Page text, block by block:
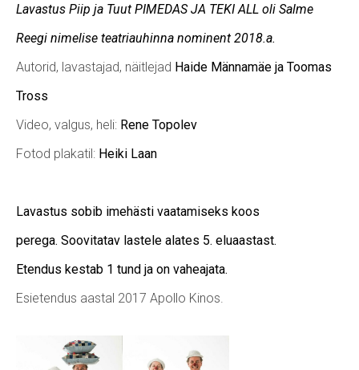
Lavastus Piip ja Tuut PIMEDAS JA TEKI ALL oli Salme
Reegi nimelise teatriauhinna nominent 2018.a.
Autorid, lavastajad, näitlejad Haide Männamäe ja Toomas
Tross
Video, valgus, heli: Rene Topolev
Fotod plakatil: Heiki Laan
Lavastus sobib imehästi vaatamiseks koos
perega. Soovitatav lastele alates 5. eluaastast.
Etendus kestab 1 tund ja on vaheajata.
Esietendus aastal 2017 Apollo Kinos.